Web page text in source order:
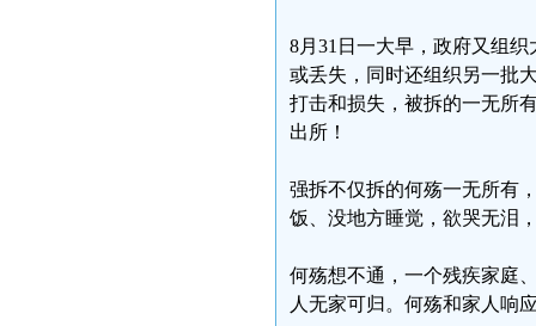
8月31日一大早，政府又组
或丢失，同时还组织另一批
打击和损失，被拆的一无所
出所！
强拆不仅拆的何殇一无所有
饭、没地方睡觉，欲哭无泪
何殇想不通，一个残疾家庭
人无家可归。何殇和家人响